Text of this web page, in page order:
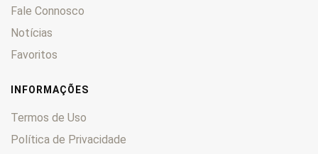
Fale Connosco
Notícias
Favoritos
INFORMAÇÕES
Termos de Uso
Política de Privacidade